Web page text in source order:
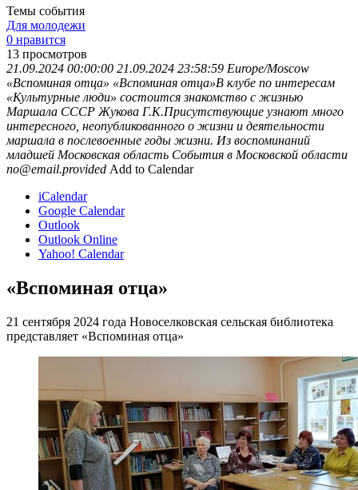
Темы события
Для молодежи
0 нравится
13 просмотров
21.09.2024 00:00:00 21.09.2024 23:58:59 Europe/Moscow
«Вспоминая отца» «Вспоминая отца»В клубе по интересам
«Культурные люди» состоится знакомство с жизнью
Маршала СССР Жукова Г.К.Присутствующие узнают много
интересного, неопубликованного о жизни и деятельности
маршала в послевоенные годы жизни. Из воспоминаний
младшей Московская область События в Московской области
no@email.provided Add to Calendar
iCalendar
Google Calendar
Outlook
Outlook Online
Yahoo! Calendar
«Вспоминая отца»
21 сентября 2024 года Новоселковская сельская библиотека
представляет «Вспоминая отца»